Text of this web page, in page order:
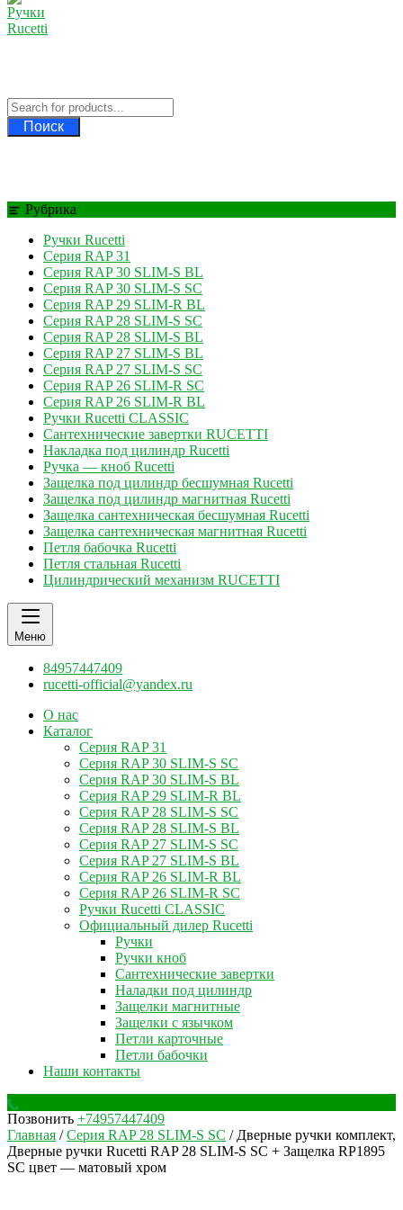
Поиск
Рубрика
Ручки Rucetti
Серия RAP 31
Серия RAP 30 SLIM-S BL
Серия RAP 30 SLIM-S SC
Серия RAP 29 SLIM-R BL
Серия RAP 28 SLIM-S SC
Серия RAP 28 SLIM-S BL
Серия RAP 27 SLIM-S BL
Серия RAP 27 SLIM-S SC
Серия RAP 26 SLIM-R SC
Серия RAP 26 SLIM-R BL
Ручки Rucetti CLASSIC
Сантехнические завертки RUCETTI
Накладка под цилиндр Rucetti
Ручка — кноб Rucetti
Защелка под цилиндр бесшумная Rucetti
Защелка под цилиндр магнитная Rucetti
Защелка сантехническая бесшумная Rucetti
Защелка сантехническая магнитная Rucetti
Петля бабочка Rucetti
Петля стальная Rucetti
Цилиндрический механизм RUCETTI
Меню
84957447409
rucetti-official@yandex.ru
О нас
Каталог
Серия RAP 31
Серия RAP 30 SLIM-S SC
Серия RAP 30 SLIM-S BL
Серия RAP 29 SLIM-R BL
Серия RAP 28 SLIM-S SC
Серия RAP 28 SLIM-S BL
Серия RAP 27 SLIM-S SC
Серия RAP 27 SLIM-S BL
Серия RAP 26 SLIM-R BL
Серия RAP 26 SLIM-R SC
Ручки Rucetti CLASSIC
Официальный дилер Rucetti
Ручки
Ручки кноб
Сантехнические завертки
Наладки под цилиндр
Защелки магнитные
Защелки с язычком
Петли карточные
Петли бабочки
Наши контакты
Позвонить +74957447409
Главная /Серия RAP 28 SLIM-S SC / Дверные ручки комплект,
Дверные ручки Rucetti RAP 28 SLIM-S SC + Защелка RP1895
SC цвет — матовый хром